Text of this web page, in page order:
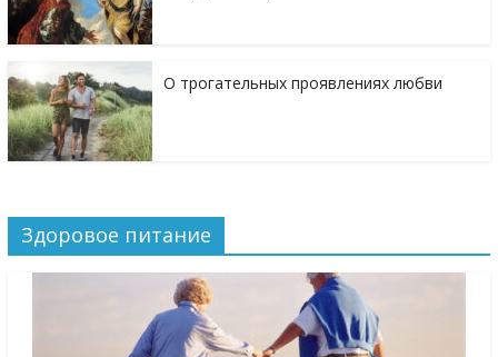
О трогательных проявлениях любви
Здоровое питание